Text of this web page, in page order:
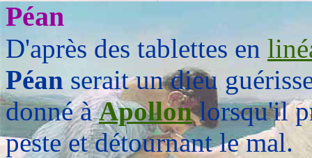
Péan
D'après des tablettes en
Péan serait un dieu
donné àApollonlorsqu'il
peste et détournant le mal.